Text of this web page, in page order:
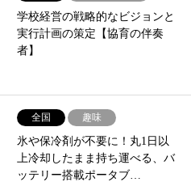
学校経営の戦略的なビジョンと
実行計画の策定【協育の伴奏
者】
全国 趣味
氷や保冷剤が不要に！丸1日以
上冷却したまま持ち運べる、バ
ッテリー搭載ポータブ…